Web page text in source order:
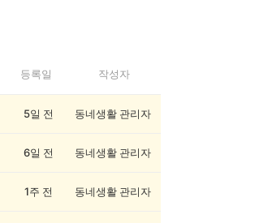
등록일 작성자
5일 전 동네생활 관리자
6일 전 동네생활 관리자
1주 전 동네생활 관리자